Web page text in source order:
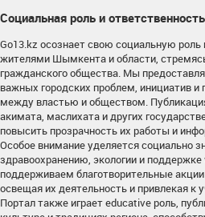
Социальная роль и
Go13.kz осознает свою социальную роль
жителями Шымкента и области,
гражданского общества. Мы
важных городских проблем, инициатив и
между властью и обществом.
акимата, маслихата и других
повысить прозрачность их работы и
Особое внимание уделяется социально
здравоохранению, экологии и
поддерживаем благотворительные
освещая их деятельность и привлекая
Портал также играет educative роль,